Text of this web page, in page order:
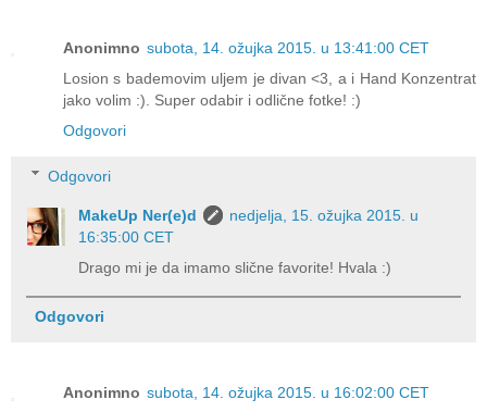
Anonimno subota, 14. ožujka 2015. u 13:41:00 CET
Losion s bademovim uljem je divan <3, a i Hand Konzentrat
jako volim :). Super odabir i odlične fotke! :)
Odgovori
Odgovori
MakeUp Ner(e)d
nedjelja, 15. ožujka 2015. u
16:35:00 CET
Drago mi je da imamo slične favorite! Hvala :)
Odgovori
Anonimno subota, 14. ožujka 2015. u 16:02:00 CET